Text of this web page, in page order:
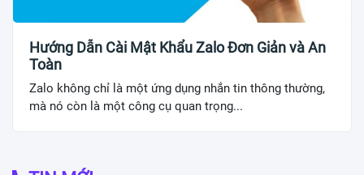
Hướng Dẫn Cài Mật Khẩu Zalo Đơn Giản và An
Toàn
Zalo không chỉ là một ứng dụng nhắn tin thông thường,
mà nó còn là một công cụ quan trọng...